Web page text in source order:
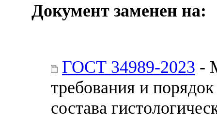
Документ заменен на:
ГОСТ 34989-2023 -
требования и
состава